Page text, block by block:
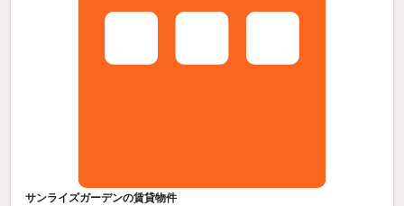
サンライズガーデンの賃貸物件